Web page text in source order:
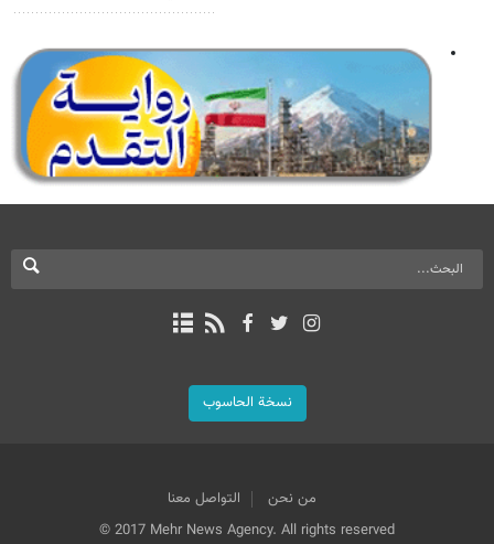
نسخة الحاسوب
من نحن
التواصل معنا
© 2017 Mehr News Agency. All rights reserved